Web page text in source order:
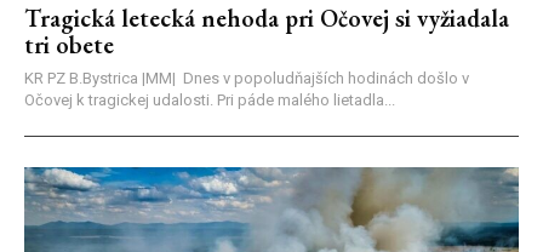
Tragická letecká nehoda pri Očovej si vyžiadala
tri obete
KR PZ B.Bystrica |MM| Dnes v popoludňajších hodinách došlo v
Očovej k tragickej udalosti. Pri páde malého lietadla...